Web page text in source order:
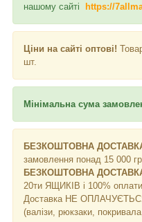
нашому сайті
https://
Ціни на сайті оптові!
шт.
Мінімальна сума
БЕЗКОШТОВНА
замовлення понад 15 000
БЕЗКОШТОВНА
20ти ЯЩИКІВ і 100%
Доставка НЕ ​​ОПЛАЧУЄТЬСЯ
(валізи, рюкзаки,